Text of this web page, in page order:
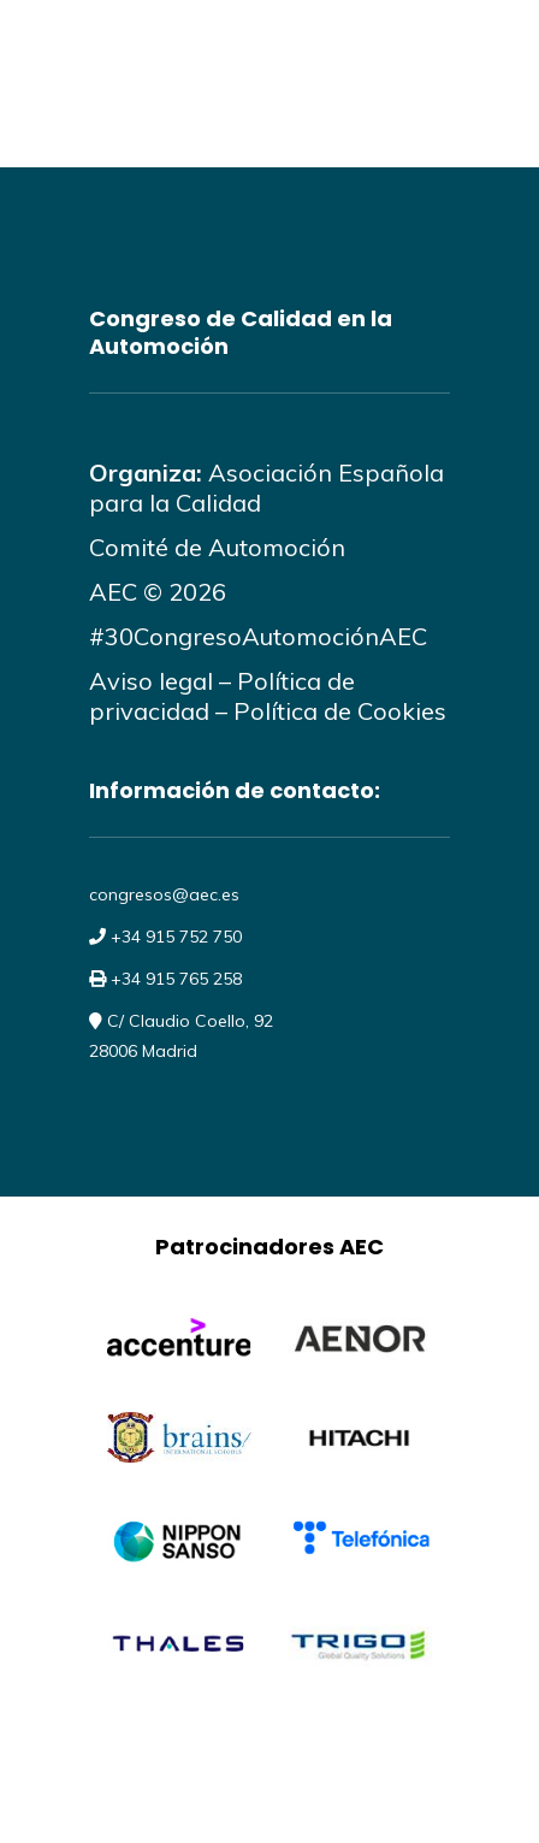
Congreso de Calidad en la
Automoción
Organiza: Asociación Española
para la Calidad
Comité de Automoción
AEC © 2026
#30CongresoAutomociónAEC
Aviso legal – Política de
privacidad – Política de Cookies
Información de contacto:
congresos@aec.es
+34 915 752 750
+34 915 765 258
C/ Claudio Coello, 92
28006 Madrid
Patrocinadores AEC